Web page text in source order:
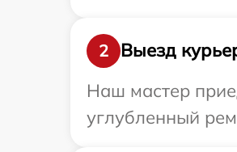
2
Выезд
Наш мастер
углубленный